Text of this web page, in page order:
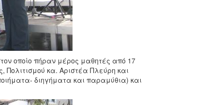
οποίο πήραν μέρος μαθητές από 17
Πολιτισμού κα. Αριστέα Πλεύρη και
διηγήματα και παραμύθια) και